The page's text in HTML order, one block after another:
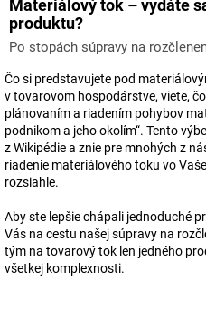
Materiálový tok – vydáte
produktu?
Po stopách súpravy na
Čo si predstavujete pod
v tovarovom hospodárstve, viete,
plánovaním a riadením pohybov
podnikom a jeho okolím“. Tento
z Wikipédie a znie pre mnohých z
riadenie materiálového toku vo
rozsiahle.
Aby ste lepšie chápali jednoduché
Vás na cestu našej súpravy na
tým na tovarový tok len jedného
všetkej komplexnosti.